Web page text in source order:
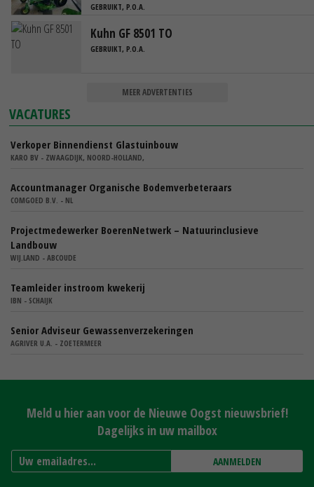
GEBRUIKT, P.O.A.
Kuhn GF 8501 TO
GEBRUIKT, P.O.A.
MEER ADVERTENTIES
VACATURES
Verkoper Binnendienst Glastuinbouw
KARO BV - ZWAAGDIJK, NOORD-HOLLAND,
Accountmanager Organische Bodemverbeteraars
COMGOED B.V. - NL
Projectmedewerker BoerenNetwerk – Natuurinclusieve
Landbouw
WIJ.LAND - ABCOUDE
Teamleider instroom kwekerij
IBN - SCHAIJK
Senior Adviseur Gewassenverzekeringen
AGRIVER U.A. - ZOETERMEER
Meld u hier aan voor de Nieuwe Oogst nieuwsbrief!
Dagelijks in uw mailbox
AANMELDEN